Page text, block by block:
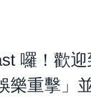
囉！歡
樂重擊」